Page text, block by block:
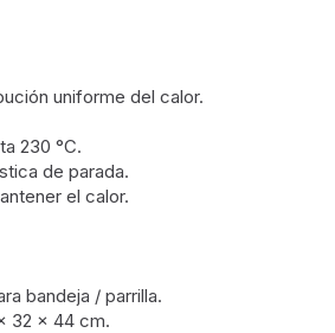
uniforme del calor.
230 °C.
de parada.
el calor.
bandeja / parrilla.
32 x 44 cm.